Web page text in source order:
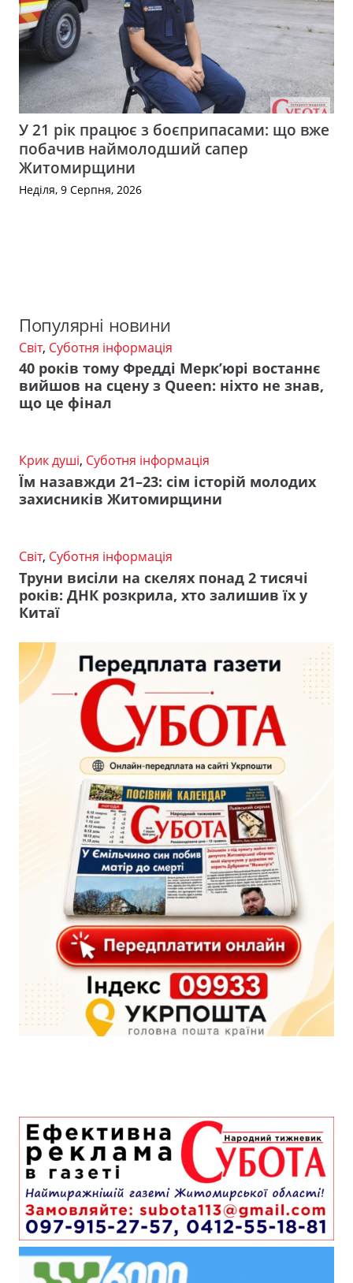
У 21 рік працює з боєприпасами: що вже
побачив наймолодший сапер
Житомирщини
Неділя, 9 Серпня, 2026
Популярні новини
Світ, Суботня інформація
40 років тому Фредді Мерк’юрі востаннє
вийшов на сцену з Queen: ніхто не знав,
що це фінал
Крик душі, Суботня інформація
Їм назавжди 21–23: сім історій молодих
захисників Житомирщини
Світ, Суботня інформація
Труни висіли на скелях понад 2 тисячі
років: ДНК розкрила, хто залишив їх у
Китаї